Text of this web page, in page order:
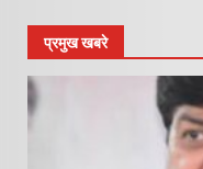
प्रमुख खबरे